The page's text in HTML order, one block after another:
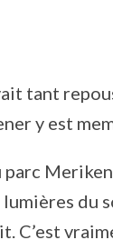
tant
y est
du
C’est